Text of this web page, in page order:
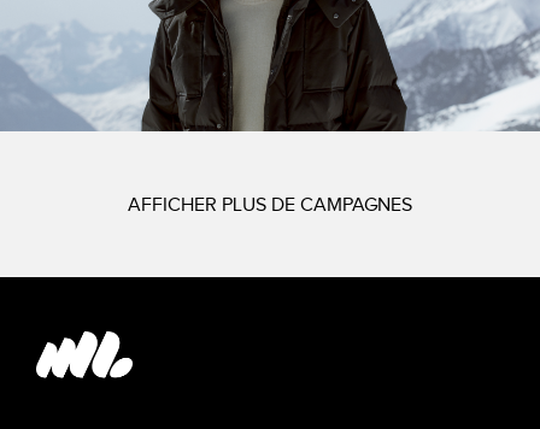
AFFICHER PLUS DE CAMPAGNES